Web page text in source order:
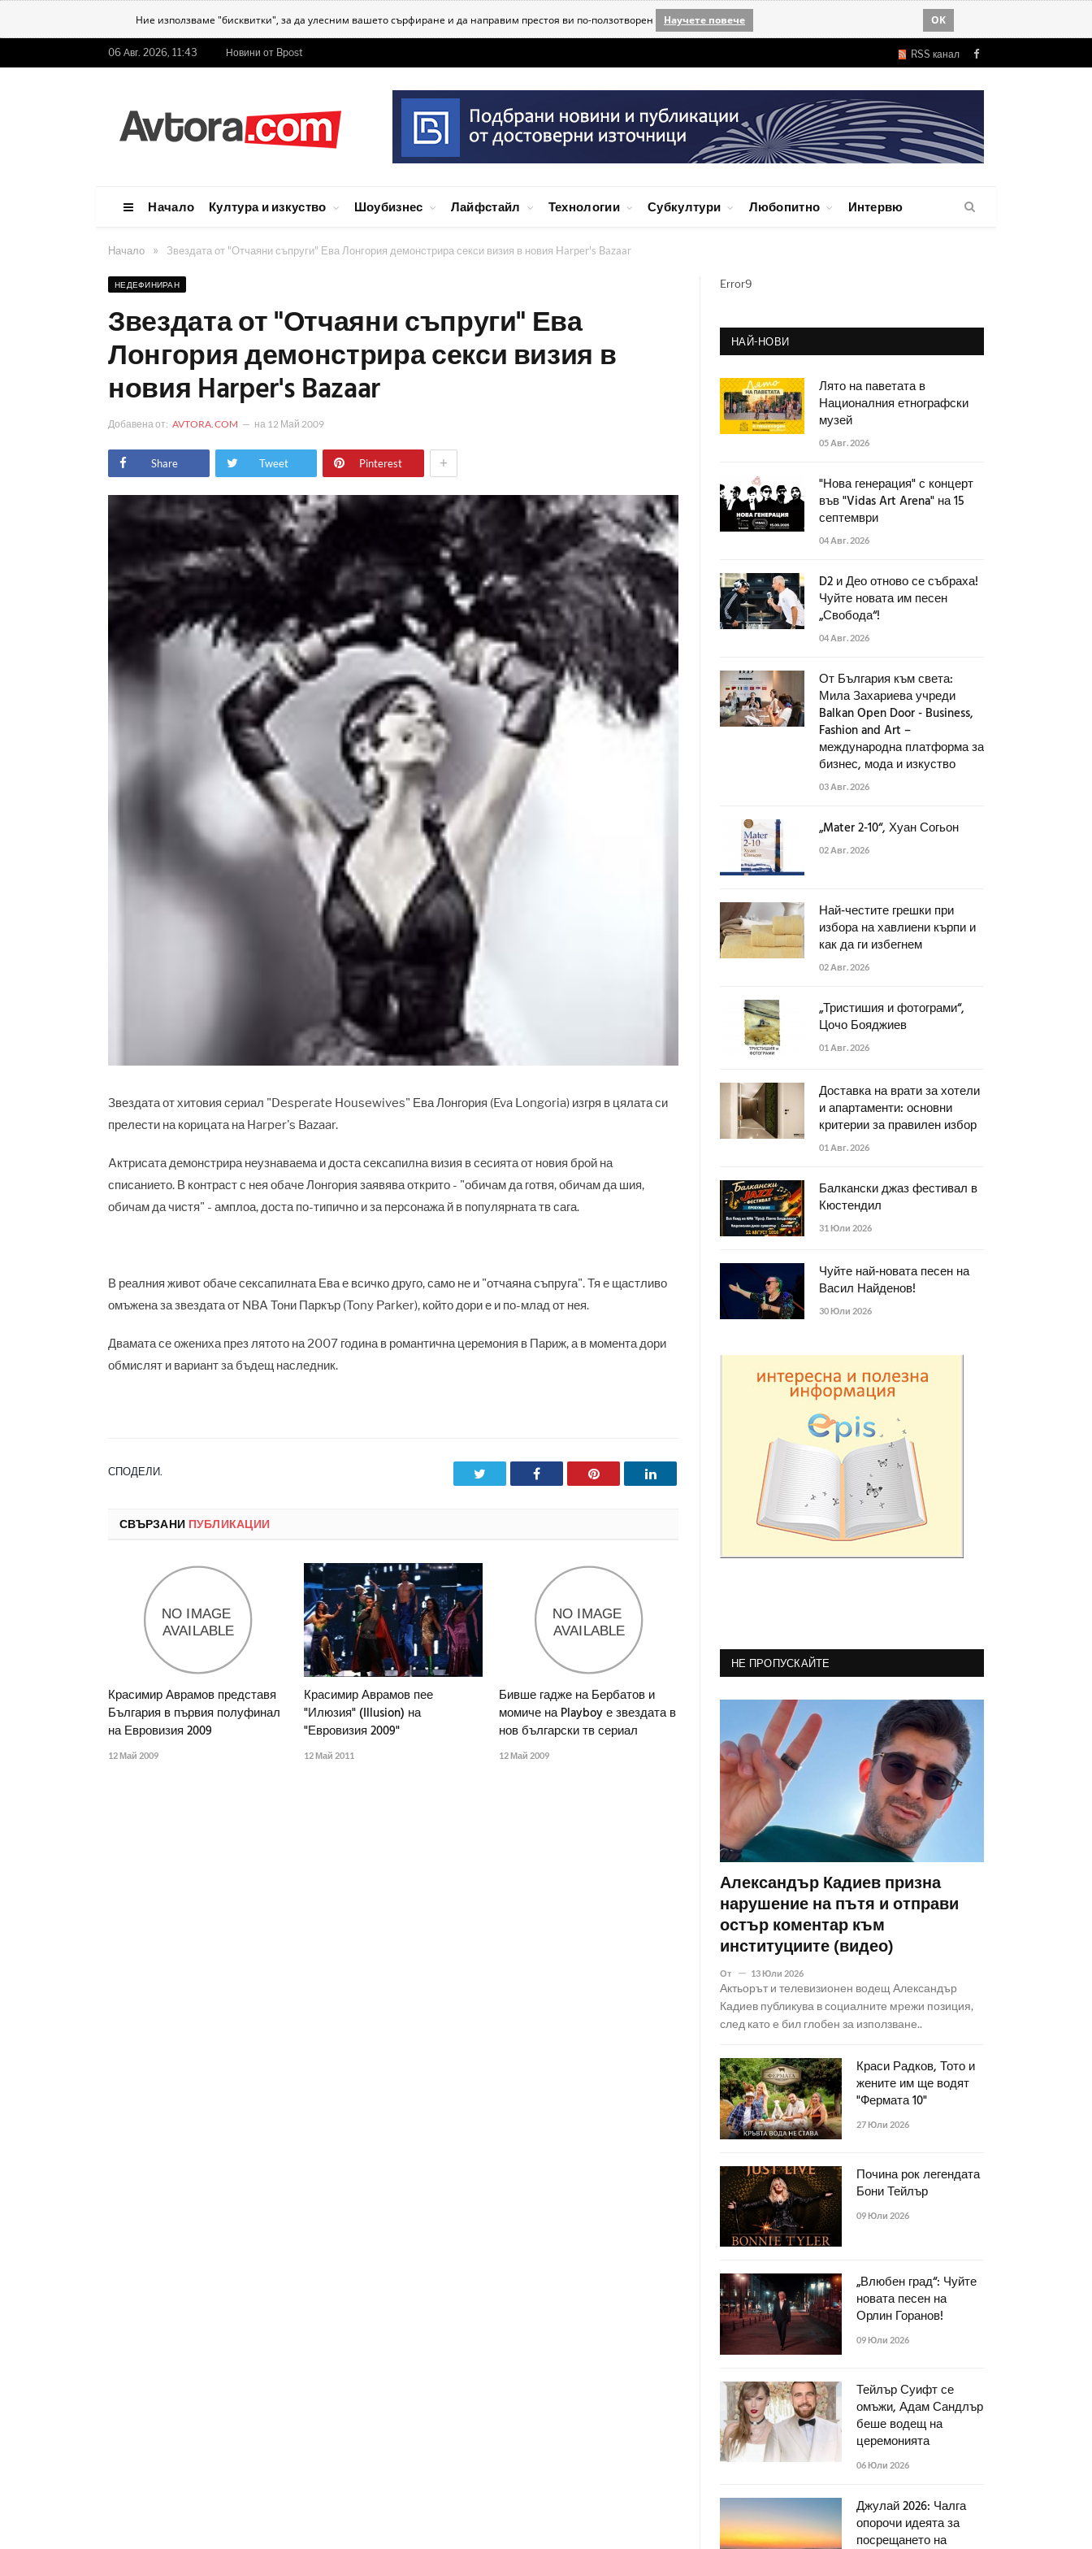
Ние използваме "бисквитки", за да улесним вашето сърфиране и да направим престоя ви по-ползотворен Научете повече OK
06 Авг. 2026, 11:43 Новини от Bpost RSS канал Facebook
Начало Култура и изкуство Шоубизнес Лайфстайл Технологии Субкултури Любопитно Интервю
Начало » Звездата от "Отчаяни съпруги" Ева Лонгория демонстрира секси визия в новия Harper's Bazaar
НЕДЕФИНИРАН
Звездата от "Отчаяни съпруги" Ева
Лонгория демонстрира секси визия в
новия Harper's Bazaar
Добавена от: AVTORA.COM на 12 Май 2009
Share Tweet Pinterest +
Звездата от хитовия сериал "Desperate Housewives" Ева Лонгория (Eva Longoria) изгря в цялата си
прелести на корицата на Harper's Bazaar.
Aктрисата демонстрира неузнаваема и доста сексапилна визия в сесията от новия брой на
списанието. В контраст с нея обаче Лонгория заявява открито - "обичам да готвя, обичам да шия,
обичам да чистя" - амплоа, доста по-типично и за персонажа й в популярната тв сага.
В реалния живот обаче сексапилната Ева е всичко друго, само не и "отчаяна съпруга". Тя е щастливо
омъжена за звездата от NBA Тони Паркър (Tony Parker), който дори е и по-млад от нея.
Двамата се ожениха през лятото на 2007 година в романтична церемония в Париж, а в момента дори
обмислят и вариант за бъдещ наследник.
СПОДЕЛИ. Facebook Pinterest LinkedIn
СВЪРЗАНИ ПУБЛИКАЦИИ
Красимир Аврамов представя
България в първия полуфинал
на Евровизия 2009
12 Май 2009
Красимир Аврамов пее
"Илюзия" (Illusion) на
"Евровизия 2009"
12 Май 2011
Бивше гадже на Бербатов и
момиче на Playboy е звездата в
нов български тв сериал
12 Май 2009
Error9
НАЙ-НОВИ
Лято на паветата в
Националния етнографски
музей
05 Авг. 2026
"Нова генерация" с концерт
във "Vidas Art Arena" на 15
септември
04 Авг. 2026
D2 и Део отново се събраха!
Чуйте новата им песен
„Свобода“!
04 Авг. 2026
От България към света:
Мила Захариева учреди
Balkan Open Door - Business,
Fashion and Art –
международна платформа за
бизнес, мода и изкуство
03 Авг. 2026
„Mater 2-10“, Хуан Согьон
02 Авг. 2026
Най-честите грешки при
избора на хавлиени кърпи и
как да ги избегнем
02 Авг. 2026
„Тристишия и фотограми“,
Цочо Бояджиев
01 Авг. 2026
Доставка на врати за хотели
и апартаменти: основни
критерии за правилен избор
01 Авг. 2026
Балкански джаз фестивал в
Кюстендил
31 Юли 2026
Чуйте най-новата песен на
Васил Найденов!
30 Юли 2026
НЕ ПРОПУСКАЙТЕ
Александър Кадиев призна
нарушение на пътя и отправи
остър коментар към
институциите (видео)
От 13 Юли 2026
Актьорът и телевизионен водещ Александър
Кадиев публикува в социалните мрежи позиция,
след като е бил глобен за използване..
Краси Радков, Тото и
жените им ще водят
"Фермата 10"
27 Юли 2026
Почина рок легендата
Бони Тейлър
09 Юли 2026
„Влюбен град“: Чуйте
новата песен на
Орлин Горанов!
09 Юли 2026
Тейлър Суифт се
омъжи, Адам Сандлър
беше водещ на
церемонията
06 Юли 2026
Джулай 2026: Чалга
опорочи идеята за
посрещането на